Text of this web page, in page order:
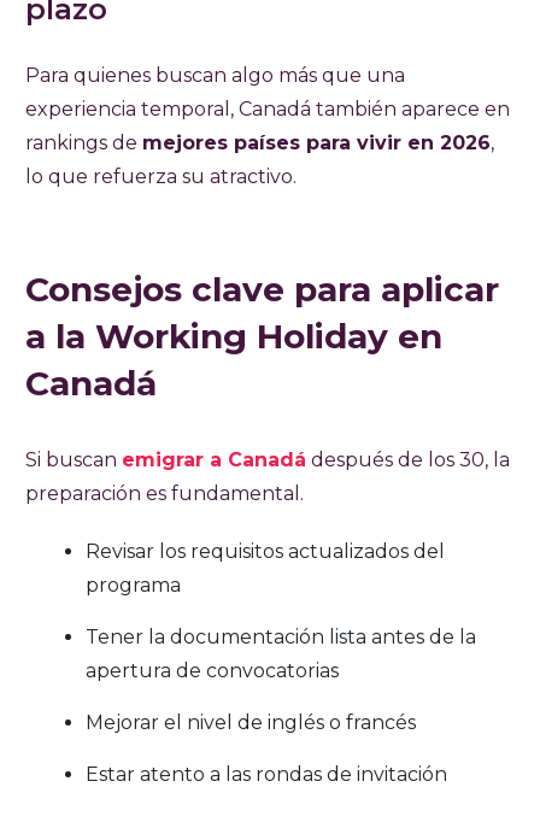
plazo
Para quienes buscan algo más que una
experiencia temporal, Canadá también aparece en
rankings de mejores países para vivir en 2026,
lo que refuerza su atractivo.
Consejos clave para aplicar
a la Working Holiday en
Canadá
Si buscan emigrar a Canadá después de los 30, la
preparación es fundamental.
Revisar los requisitos actualizados del
programa
Tener la documentación lista antes de la
apertura de convocatorias
Mejorar el nivel de inglés o francés
Estar atento a las rondas de invitación